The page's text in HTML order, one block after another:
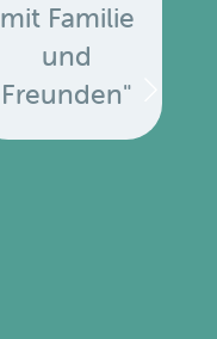
mit Familie
und
Freunden"